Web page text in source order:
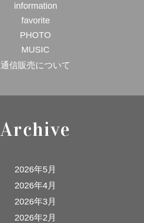
information
favorite
PHOTO
MUSIC
通信販売について
Archive
2026年5月
2026年4月
2026年3月
2026年2月